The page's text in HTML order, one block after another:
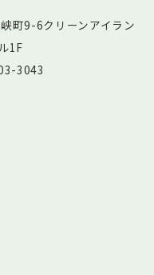
町9-6クリーンアイラン
1F
3043